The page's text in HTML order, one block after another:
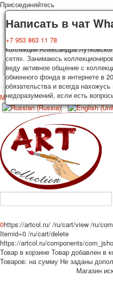
Доставка
Колоды, почтовые открытки
отправляются в течении 3-4
Исключение: репринт под заказ,
течении 7-8 рабочих дней.
с треком отслеживания. Цена
почты на момент покупки. По
отправка СДЕК или другими
Гарантия
Вы покупаете колоды игральных
коллекции Александра
сетях. Занимаюсь
веду активное общение с
обменного фонда в интернете в
обязательства и всегда
недоразумений, если есть
Написать в чат
+7 953 863 11 78
Присоединяйтесь
Главная
Новости О сайте
Меню
Главная
Игральные карты
Классические
Эротические рисунки
Рекламные
Эротические фотоколоды
Пин-ап
Политические
Личности-звезды
Для детей
Видовые
Звери
Войти
0https://artcol.ru/ /ru/cart/view /ru/
Itemid=0 /ru/cart/delete
https://artcol.ru/components/
Товар в корзине Товар добавлен в
Товаров: на сумму Не заданы
Магазин